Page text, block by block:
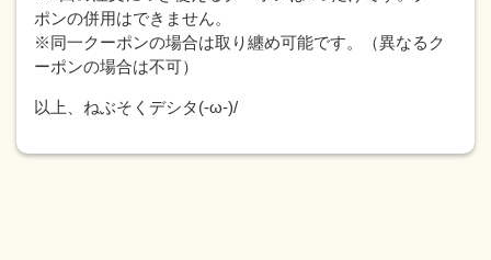
ポンの併用はできません。
※同一クーポンの場合は取り纏め可能です。（異なるク
ーポンの場合は不可）
以上、ねぶそくデシタ(-ω-)/